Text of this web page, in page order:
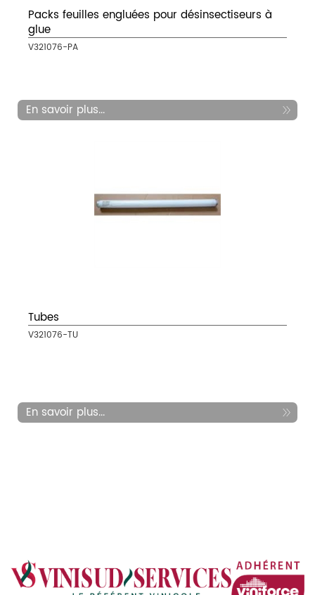
Packs feuilles engluées pour désinsectiseurs à
glue
V321076-PA
En savoir plus...
Tubes
V321076-TU
En savoir plus...